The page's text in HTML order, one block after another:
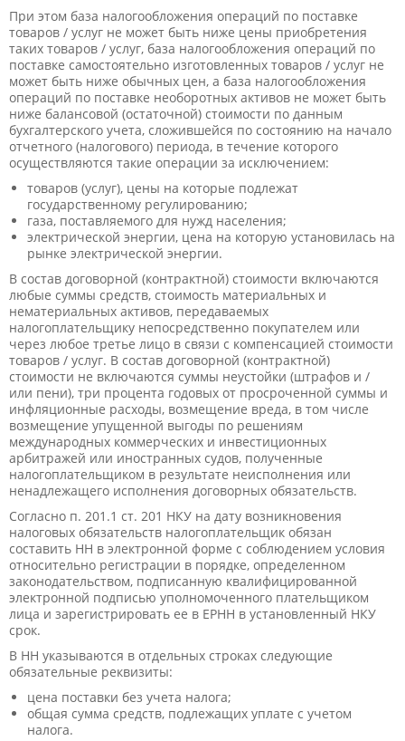
При этом база налогообложения операций по поставке
товаров / услуг не может быть ниже цены приобретения
таких товаров / услуг, база налогообложения операций по
поставке самостоятельно изготовленных товаров / услуг не
может быть ниже обычных цен, а база налогообложения
операций по поставке необоротных активов не может быть
ниже балансовой (остаточной) стоимости по данным
бухгалтерского учета, сложившейся по состоянию на начало
отчетного (налогового) периода, в течение которого
осуществляются такие операции за исключением:
товаров (услуг), цены на которые подлежат
государственному регулированию;
газа, поставляемого для нужд населения;
электрической энергии, цена на которую установилась на
рынке электрической энергии.
В состав договорной (контрактной) стоимости включаются
любые суммы средств, стоимость материальных и
нематериальных активов, передаваемых
налогоплательщику непосредственно покупателем или
через любое третье лицо в связи с компенсацией стоимости
товаров / услуг. В состав договорной (контрактной)
стоимости не включаются суммы неустойки (штрафов и /
или пени), три процента годовых от просроченной суммы и
инфляционные расходы, возмещение вреда, в том числе
возмещение упущенной выгоды по решениям
международных коммерческих и инвестиционных
арбитражей или иностранных судов, полученные
налогоплательщиком в результате неисполнения или
ненадлежащего исполнения договорных обязательств.
Согласно п. 201.1 ст. 201 НКУ на дату возникновения
налоговых обязательств налогоплательщик обязан
составить НН в электронной форме с соблюдением условия
относительно регистрации в порядке, определенном
законодательством, подписанную квалифицированной
электронной подписью уполномоченного плательщиком
лица и зарегистрировать ее в ЕРНН в установленный НКУ
срок.
В НН указываются в отдельных строках следующие
обязательные реквизиты:
цена поставки без учета налога;
общая сумма средств, подлежащих уплате с учетом
налога.